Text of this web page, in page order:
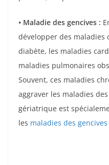
• Maladie des gencives :
développer des maladies
diabète, les maladies
maladies pulmonaires
Souvent, ces maladies
aggraver les maladies
gériatrique est
les maladies des gencives